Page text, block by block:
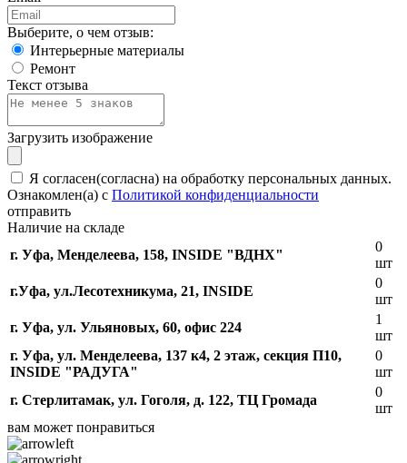
Выберите, о чем отзыв:
Интерьерные материалы
Ремонт
Текст отзыва
Загрузить изображение
Я согласен(согласна) на обработку персональных данных.
Ознакомлен(а) с Политикой конфиденциальности
отправить
Наличие на складе
г. Уфа, Менделеева, 158, INSIDE "ВДНХ"
0
шт
г.Уфа, ​ул.Лесотехникума, 21, INSIDE
0
шт
г. Уфа, ул. Ульяновых, 60, офис 224
1
шт
г. Уфа, ул. Менделеева, 137 к4, ​2 этаж, секция П10,
INSIDE "РАДУГА"
0
шт
г. Стерлитамак, ул. Гоголя, д. 122, ТЦ Громада
0
шт
вам может понравиться